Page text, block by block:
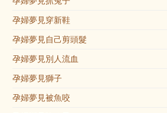
孕婦夢見穿新鞋
孕婦夢見自己剪頭髮
孕婦夢見別人流血
孕婦夢見獅子
孕婦夢見被魚咬